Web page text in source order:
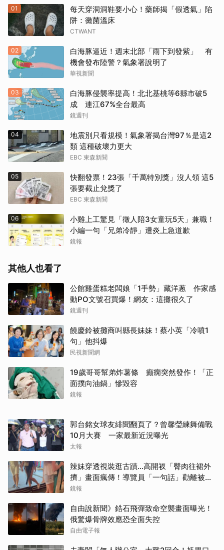
01
每天穿洞洞鞋要小心！藥師揭「假透氣」陷
阱：黴菌溫床
CTWANT
02
白海豚逼近！週末北部「雨下到發紫」 有
機會發布陸警？氣象署說明了
華視新聞
03
白海豚侵襲率提高！北北基桃等6縣市破5
成 連江67%全台最高
鏡週刊
04
地震別只看規模！氣象署揭台灣97％是這2
類 這種破壞力更大
EBC 東森新聞
05
快翻發票！23張「千萬特別獎」沒人領 這5
張要截止兌獎了
EBC 東森新聞
06
小雞上工驚見「徵人陪3女童玩5天」兼職！
小編一句「兄弟冷靜」遭炎上急道歉
鏡報
其他人也看了
公館雞蛋糕老闆娘「1手勢」藏洋蔥 作家感
動PO文號召買爆！網友：這攤很久了
鏡週刊
饒慶鈴被攤商叫縣長妹妹！蔡小英「冷噴1
句」他抖爆
民視新聞網
19歲哥哥幫弟炸薯條 癲癇突然發作！「正
面撲向油鍋」慘毀容
鏡報
郭台銘女球友緋聞翻頁了？曾馨瑩練舞備戰
10月大賽 一家最新近況曝光
太報
辣妹穿透視裝逛古蹟…高開衩「臀肉往裙外
擠」畫面瘋傳！導覽員「一句話」勸離被狂
讚
鏡報
自由說新聞》鋯石飛彈致命空襲畫面曝光！
俄驚爆骨牌效應恐全面失控
自由電子報